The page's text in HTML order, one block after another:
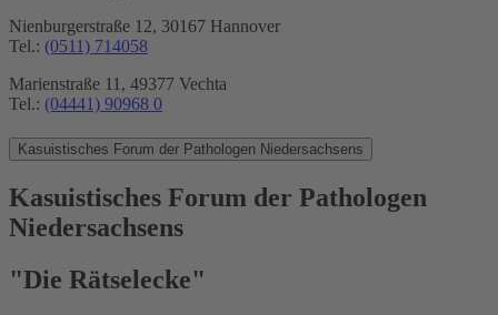
Nienburgerstraße 12, 30167 Hannover
Tel.: (0511) 714058
Marienstraße 11, 49377 Vechta
Tel.: (04441) 90968 0
Kasuistisches Forum der Pathologen Niedersachsens
Kasuistisches Forum der Pathologen
Niedersachsens
"Die Rätselecke"